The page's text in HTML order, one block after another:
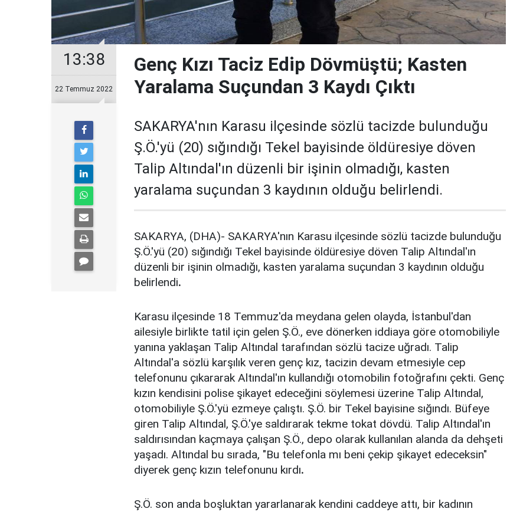
13:38
22 Temmuz 2022
Genç Kızı Taciz Edip Dövmüştü; Kasten
Yaralama Suçundan 3 Kaydı Çıktı
SAKARYA'nın Karasu ilçesinde sözlü tacizde bulunduğu
Ş.Ö.'yü (20) sığındığı Tekel bayisinde öldüresiye döven
Talip Altındal'ın düzenli bir işinin olmadığı, kasten
yaralama suçundan 3 kaydının olduğu belirlendi.
SAKARYA, (DHA)- SAKARYA'nın Karasu ilçesinde sözlü tacizde bulunduğu
Ş.Ö.'yü (20) sığındığı Tekel bayisinde öldüresiye döven Talip Altındal'ın
düzenli bir işinin olmadığı, kasten yaralama suçundan 3 kaydının olduğu
belirlendi.
Karasu ilçesinde 18 Temmuz'da meydana gelen olayda, İstanbul'dan
ailesiyle birlikte tatil için gelen Ş.Ö., eve dönerken iddiaya göre otomobiliyle
yanına yaklaşan Talip Altındal tarafından sözlü tacize uğradı. Talip
Altındal'a sözlü karşılık veren genç kız, tacizin devam etmesiyle cep
telefonunu çıkararak Altındal'ın kullandığı otomobilin fotoğrafını çekti. Genç
kızın kendisini polise şikayet edeceğini söylemesi üzerine Talip Altındal,
otomobiliyle Ş.Ö.'yü ezmeye çalıştı. Ş.Ö. bir Tekel bayisine sığındı. Büfeye
giren Talip Altındal, Ş.Ö.'ye saldırarak tekme tokat dövdü. Talip Altındal'ın
saldırısından kaçmaya çalışan Ş.Ö., depo olarak kullanılan alanda da dehşeti
yaşadı. Altındal bu sırada, "Bu telefonla mı beni çekip şikayet edeceksin"
diyerek genç kızın telefonunu kırdı.
Ş.Ö. son anda boşluktan yararlanarak kendini caddeye attı, bir kadının